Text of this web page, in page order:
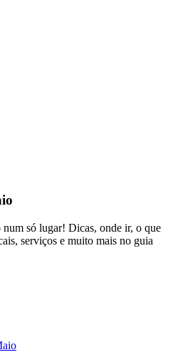
só lugar! Dicas, onde ir, o que
serviços e muito mais no guia